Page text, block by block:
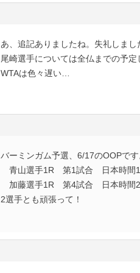
あ、追記ありましたね。失礼しまし
尾崎選手については全仏までの予定
WTAは色々遅い…
バーミンガム予選、6/17のOOPです
青山選手1R 第1試合 日本時間
加藤選手1R 第4試合 日本時間
2選手とも頑張って！